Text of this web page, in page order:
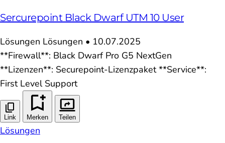
Sercurepoint Black Dwarf UTM 10 User
Lösungen Lösungen • 10.07.2025
**Firewall**: Black Dwarf Pro G5 NextGen
**Lizenzen**: Securepoint-Lizenzpaket **Service**:
First Level Support
Link Merken Teilen
Lösungen